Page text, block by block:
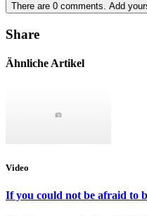
There are 0 comments. Add
Share
Ähnliche Artikel
Video
If you could not be afraid to